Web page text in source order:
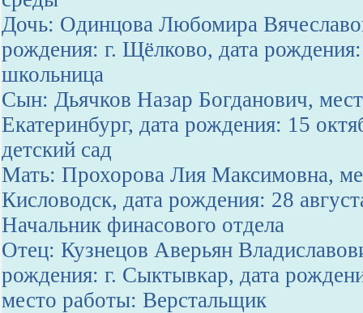
Дочь: Одинцова Любомира
рождения: г. Щёлково, дата
школьница
Сын: Дьячков Назар Богданович,
Екатеринбург, дата рождения: 15
детский сад
Мать: Прохорова Лия Максимовна,
Кисловодск, дата рождения: 28
Начальник финасового отдела
Отец: Кузнецов Аверьян
рождения: г. Сыктывкар, дата
место работы: Верстальщик